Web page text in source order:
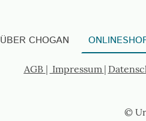
ÜBER CHOGAN
AGB | Impressum |
©